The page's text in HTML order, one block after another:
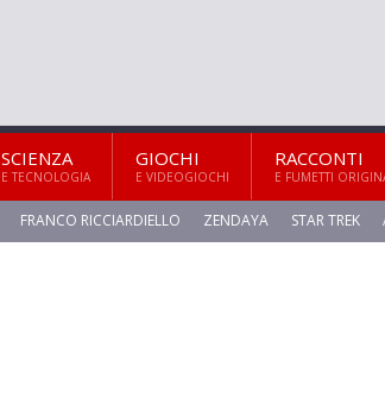
SCIENZA
E TECNOLOGIA
GIOCHI
E VIDEOGIOCHI
RACCONTI
E FUMETTI
FRANCO RICCIARDIELLO ZENDAYA STAR TREK